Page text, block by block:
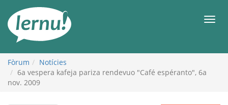
contingut
Fòrum
Notícies
6a vespera kafeja pariza rendevuo "Café espéranto", 6a
nov. 2009